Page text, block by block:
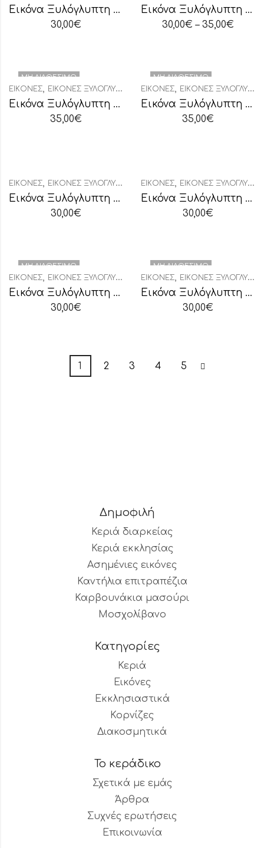
Εικόνα Ξυλόγλυπτη “Αγία Κυριακή”
30,00€
Εικόνα Ξυλόγλυπτη “Αγία Οικογένεια”
30,00€ – 35,00€
ΜΗ ΔΙΑΘΈΣΙΜΟ
ΕΙΚΌΝΕΣ, ΕΙΚΌΝΕΣ ΞΥΛΌΓΛΥΠΤΕΣ
Εικόνα Ξυλόγλυπτη “Αγία Παρασκευή”
35,00€
ΜΗ ΔΙΑΘΈΣΙΜΟ
ΕΙΚΌΝΕΣ, ΕΙΚΌΝΕΣ ΞΥΛΌΓΛΥΠΤΕΣ
Εικόνα Ξυλόγλυπτη “Αγιοι Ανάργυροι”
35,00€
ΕΙΚΌΝΕΣ, ΕΙΚΌΝΕΣ ΞΥΛΌΓΛΥΠΤΕΣ
Εικόνα Ξυλόγλυπτη “Άγιοι Ανάργυροι”
30,00€
ΕΙΚΌΝΕΣ, ΕΙΚΌΝΕΣ ΞΥΛΌΓΛΥΠΤΕΣ
Εικόνα Ξυλόγλυπτη “Άγιος Αθανάσιος”
30,00€
ΜΗ ΔΙΑΘΈΣΙΜΟ
ΕΙΚΌΝΕΣ, ΕΙΚΌΝΕΣ ΞΥΛΌΓΛΥΠΤΕΣ
Εικόνα Ξυλόγλυπτη “Άγιος Αντώνιος”
30,00€
ΜΗ ΔΙΑΘΈΣΙΜΟ
ΕΙΚΌΝΕΣ, ΕΙΚΌΝΕΣ ΞΥΛΌΓΛΥΠΤΕΣ
Εικόνα Ξυλόγλυπτη “Άγιος Βασίλειος”
30,00€
1 2 3 4 5
Δημοφιλή
Κεριά διαρκείας
Κεριά εκκλησίας
Ασημένιες εικόνες
Καντήλια επιτραπέζια
Καρβουνάκια μασούρι
Μοσχολίβανο
Κατηγορίες
Κεριά
Εικόνες
Εκκλησιαστικά
Κορνίζες
Διακοσμητικά
Το κεράδικο
Σχετικά με εμάς
Άρθρα
Συχνές ερωτήσεις
Επικοινωνία